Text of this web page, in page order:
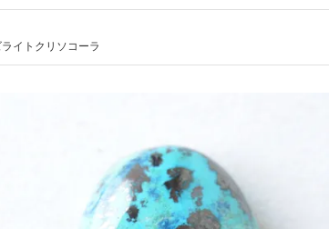
ライトクリソコーラ